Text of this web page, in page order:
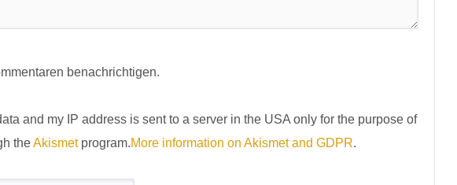
benachrichtigen.
and my IP address is sent to a server in the USA only for the purpose of
theAkismetprogram.More information on Akismet and GDPR.